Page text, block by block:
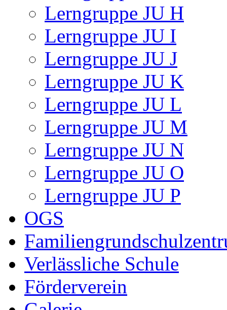
Lerngruppe JU H
Lerngruppe JU I
Lerngruppe JU J
Lerngruppe JU K
Lerngruppe JU L
Lerngruppe JU M
Lerngruppe JU N
Lerngruppe JU O
Lerngruppe JU P
OGS
Verlässliche Schule
Förderverein